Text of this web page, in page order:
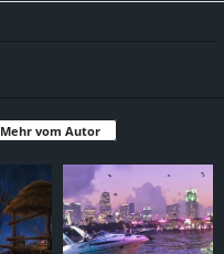
Mehr vom Autor